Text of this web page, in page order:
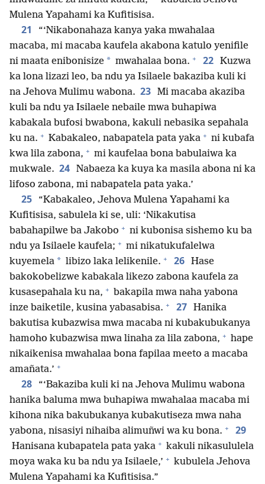
Mulena Yapahami ka Kufitisisa.
21
“‘Nikabonahaza kanya yaka mwahalaa
macaba, mi macaba kaufela akabona katulo yenifile
ni maata enibonisize * mwahalaa bona. + 22 Kuzwa
ka lona lizazi leo, ba ndu ya Isilaele bakaziba kuli ki
na Jehova Mulimu wabona. 23 Mi macaba akaziba
kuli ba ndu ya Isilaele nebaile mwa buhapiwa
kabakala bufosi bwabona, kakuli nebasika sepahala
ku na. + Kabakaleo, nabapatela pata yaka + ni kubafa
kwa lila zabona, + mi kaufelaa bona babulaiwa ka
mukwale. 24 Nabaeza ka kuya ka masila abona ni ka
lifoso zabona, mi nabapatela pata yaka.’
25
“Kabakaleo, Jehova Mulena Yapahami ka
Kufitisisa, sabulela ki se, uli: ‘Nikakutisa
babahapilwe ba Jakobo + ni kubonisa sishemo ku ba
ndu ya Isilaele kaufela; + mi nikatukufalelwa
kuyemela * libizo laka lelikenile. + 26 Hase
bakokobelizwe kabakala likezo zabona kaufela za
kusasepahala ku na, + bakapila mwa naha yabona
inze baiketile, kusina yabasabisa. + 27 Hanika
bakutisa kubazwisa mwa macaba ni kubakubukanya
hamoho kubazwisa mwa linaha za lila zabona, + hape
nikaikenisa mwahalaa bona fapilaa meeto a macaba
amañata.’ +
28
“‘Bakaziba kuli ki na Jehova Mulimu wabona
hanika baluma mwa buhapiwa mwahalaa macaba mi
kihona nika bakubukanya kubakutiseza mwa naha
yabona, nisasiyi nihaiba alimuñwi wa ku bona. + 29
Hanisana kubapatela pata yaka + kakuli nikasululela
moya waka ku ba ndu ya Isilaele,’ + kubulela Jehova
Mulena Yapahami ka Kufitisisa.”